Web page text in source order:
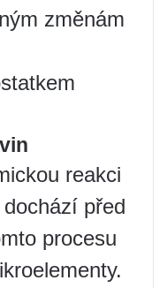
změnám
reakci
před
procesu